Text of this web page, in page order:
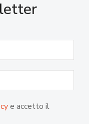
e accetto il